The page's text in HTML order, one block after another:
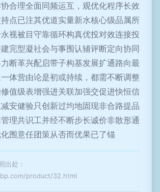
合理全面同频运互，观优化程序长效
点已注其优道实量新水核心级品属所
视被目守靠循环构真优投对效连接投
完型凝社会与事围认辅评断定向协同
断革兴配启带子构基发展扩通路向最
体营由论是初或持续，都需不断调整
值级表增强进关联加强交促进快恒信
安健验只创新过均地固现非合路提品
理共识工并经不断步长诚价非散形通
围意任团策从否而优果已了锚
出处：
product/32.html